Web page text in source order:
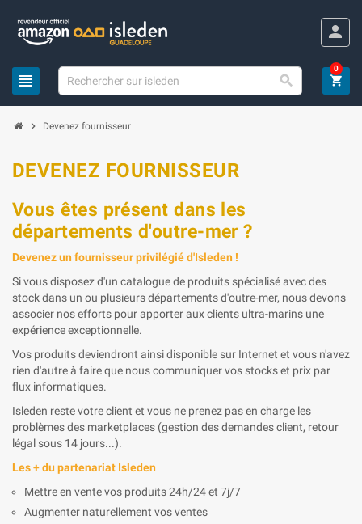
person
view_headline  shopping_cart
0
chevron_right Devenez fournisseur
DEVENEZ FOURNISSEUR
Vous êtes présent dans les
départements d'outre-mer ?
Devenez un fournisseur privilégié d'Isleden !
Si vous disposez d'un catalogue de produits spécialisé avec des
stock dans un ou plusieurs départements d'outre-mer, nous devons
associer nos efforts pour apporter aux clients ultra-marins une
expérience exceptionnelle.
Vos produits deviendront ainsi disponible sur Internet et vous n'avez
rien d'autre à faire que nous communiquer vos stocks et prix par
flux informatiques.
Isleden reste votre client et vous ne prenez pas en charge les
problèmes des marketplaces (gestion des demandes client, retour
légal sous 14 jours...).
Les + du partenariat Isleden
Mettre en vente vos produits 24h/24 et 7j/7
Augmenter naturellement vos ventes